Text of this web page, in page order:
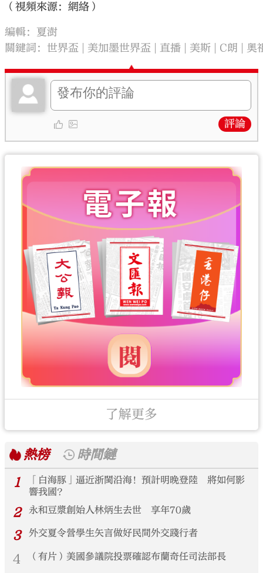
（視頻來源：網絡）
編輯：夏澍
關鍵詞： 世界盃 美加墨世界盃 直播 美斯 C朗 奧
評論
了解更多
熱榜
時間鏈
1
「白海豚」逼近浙閩沿海！預計明晚登陸 將如何影
響我國？
2 永和豆漿創始人林炳生去世 享年70歲
3 外交夏令營學生矢言做好民間外交踐行者
4 （有片）美國參議院投票確認布蘭奇任司法部長